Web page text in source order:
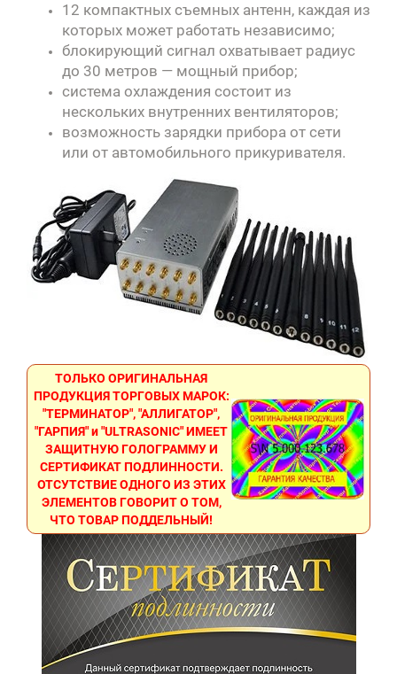
12 компактных съемных антенн, каждая из
которых может работать независимо;
блокирующий сигнал охватывает радиус
до 30 метров — мощный прибор;
система охлаждения состоит из
нескольких внутренних вентиляторов;
возможность зарядки прибора от сети
или от автомобильного прикуривателя.
ТОЛЬКО ОРИГИНАЛЬНАЯ
ПРОДУКЦИЯ ТОРГОВЫХ МАРОК:
"ТЕРМИНАТОР", "АЛЛИГАТОР",
"ГАРПИЯ" и "ULTRASONIC" ИМЕЕТ
ЗАЩИТНУЮ ГОЛОГРАММУ И
СЕРТИФИКАТ ПОДЛИННОСТИ.
ОТСУТСТВИЕ ОДНОГО ИЗ ЭТИХ
ЭЛЕМЕНТОВ ГОВОРИТ О ТОМ,
ЧТО ТОВАР ПОДДЕЛЬНЫЙ!